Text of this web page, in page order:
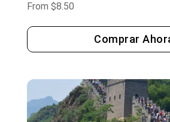
From $8.50
Comprar